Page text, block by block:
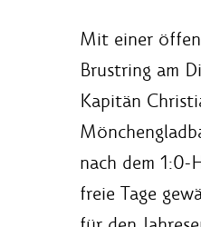
Mit einer
Brustring am
Kapitän
nach dem 1:0-
freie Tage